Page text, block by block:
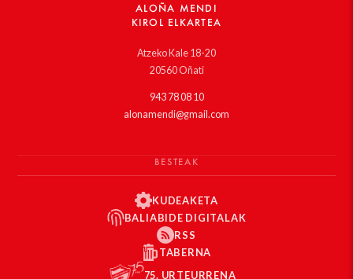
ALOÑA MENDI
KIROL ELKARTEA
Atzeko Kale 18-20
20560 Oñati
943 78 08 10
alonamendi@gmail.com
BESTEAK
KUDEAKETA
BALIABIDE DIGITALAK
RSS
TABERNA
75. URTEURRENA